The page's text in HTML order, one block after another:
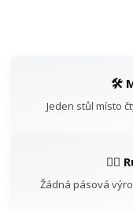
🛠️
Jeden stůl místo
👷‍♂️
Žádná pásová